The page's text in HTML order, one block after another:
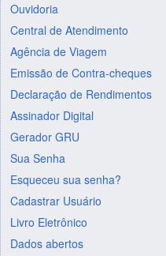
Ouvidoria
Central de Atendimento
Agência de Viagem
Emissão de Contra-cheques
Declaração de Rendimentos
Assinador Digital
Gerador GRU
Sua Senha
Esqueceu sua senha?
Cadastrar Usuário
Livro Eletrônico
Dados abertos